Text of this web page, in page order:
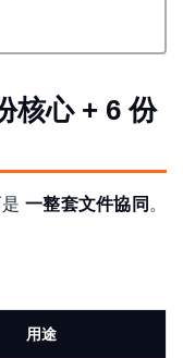
核心 + 6 份
一整套文件協同 。
用途